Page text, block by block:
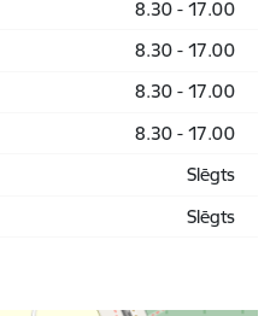
8.30 - 17.00
8.30 - 17.00
8.30 - 17.00
8.30 - 17.00
Slēgts
Slēgts